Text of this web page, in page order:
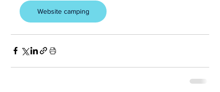
Website camping